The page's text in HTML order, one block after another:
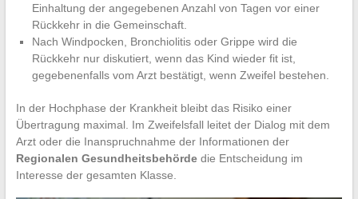
Einhaltung der angegebenen Anzahl von Tagen vor einer
Rückkehr in die Gemeinschaft.
Nach Windpocken, Bronchiolitis oder Grippe wird die
Rückkehr nur diskutiert, wenn das Kind wieder fit ist,
gegebenenfalls vom Arzt bestätigt, wenn Zweifel bestehen.
In der Hochphase der Krankheit bleibt das Risiko einer
Übertragung maximal. Im Zweifelsfall leitet der Dialog mit dem
Arzt oder die Inanspruchnahme der Informationen der
Regionalen Gesundheitsbehördedie Entscheidung im
Interesse der gesamten Klasse.